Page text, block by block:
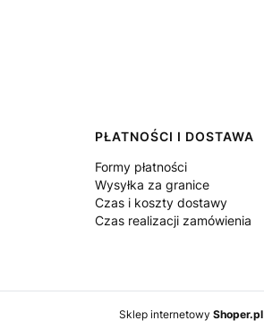
PŁATNOŚCI I DOSTAWA
Formy płatności
Wysyłka za granice
Czas i koszty dostawy
Czas realizacji zamówienia
Sklep internetowy Shoper.pl